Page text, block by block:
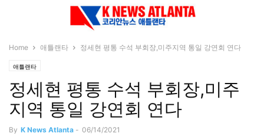
Home 애틀랜타 정세현 평통 수석 부회장,미주지역 통일 강연회 연다
애틀랜타
정세현 평통 수석 부회장,미주
지역 통일 강연회 연다
By K News Atlanta - 06/14/2021